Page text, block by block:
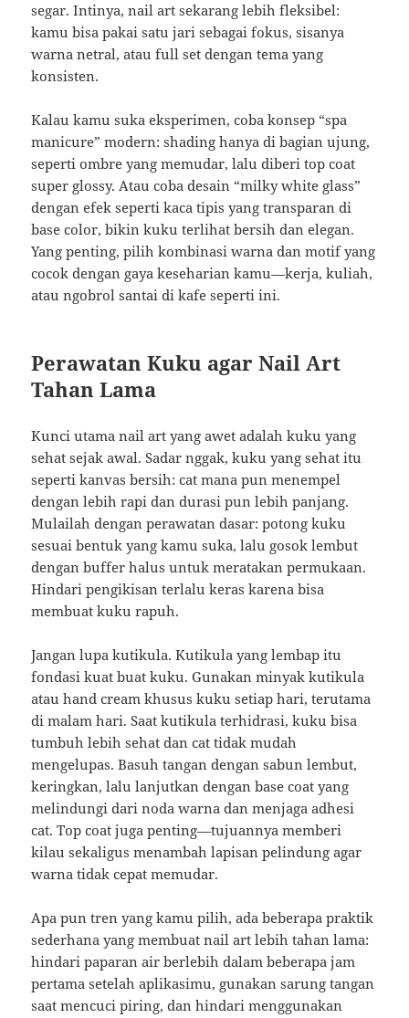
segar. Intinya, nail art sekarang lebih fleksibel:
kamu bisa pakai satu jari sebagai fokus, sisanya
warna netral, atau full set dengan tema yang
konsisten.
Kalau kamu suka eksperimen, coba konsep “spa
manicure” modern: shading hanya di bagian ujung,
seperti ombre yang memudar, lalu diberi top coat
super glossy. Atau coba desain “milky white glass”
dengan efek seperti kaca tipis yang transparan di
base color, bikin kuku terlihat bersih dan elegan.
Yang penting, pilih kombinasi warna dan motif yang
cocok dengan gaya keseharian kamu—kerja, kuliah,
atau ngobrol santai di kafe seperti ini.
Perawatan Kuku agar Nail Art
Tahan Lama
Kunci utama nail art yang awet adalah kuku yang
sehat sejak awal. Sadar nggak, kuku yang sehat itu
seperti kanvas bersih: cat mana pun menempel
dengan lebih rapi dan durasi pun lebih panjang.
Mulailah dengan perawatan dasar: potong kuku
sesuai bentuk yang kamu suka, lalu gosok lembut
dengan buffer halus untuk meratakan permukaan.
Hindari pengikisan terlalu keras karena bisa
membuat kuku rapuh.
Jangan lupa kutikula. Kutikula yang lembap itu
fondasi kuat buat kuku. Gunakan minyak kutikula
atau hand cream khusus kuku setiap hari, terutama
di malam hari. Saat kutikula terhidrasi, kuku bisa
tumbuh lebih sehat dan cat tidak mudah
mengelupas. Basuh tangan dengan sabun lembut,
keringkan, lalu lanjutkan dengan base coat yang
melindungi dari noda warna dan menjaga adhesi
cat. Top coat juga penting—tujuannya memberi
kilau sekaligus menambah lapisan pelindung agar
warna tidak cepat memudar.
Apa pun tren yang kamu pilih, ada beberapa praktik
sederhana yang membuat nail art lebih tahan lama:
hindari paparan air berlebih dalam beberapa jam
pertama setelah aplikasimu, gunakan sarung tangan
saat mencuci piring, dan hindari menggunakan